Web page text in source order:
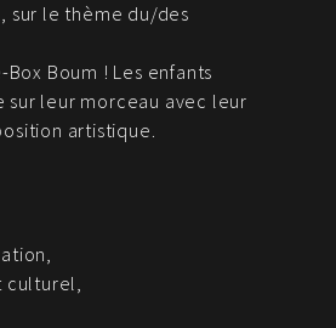
sur le thème du/des
Boum ! Les enfants
sur leur morceau avec leur
artistique.
culturel,